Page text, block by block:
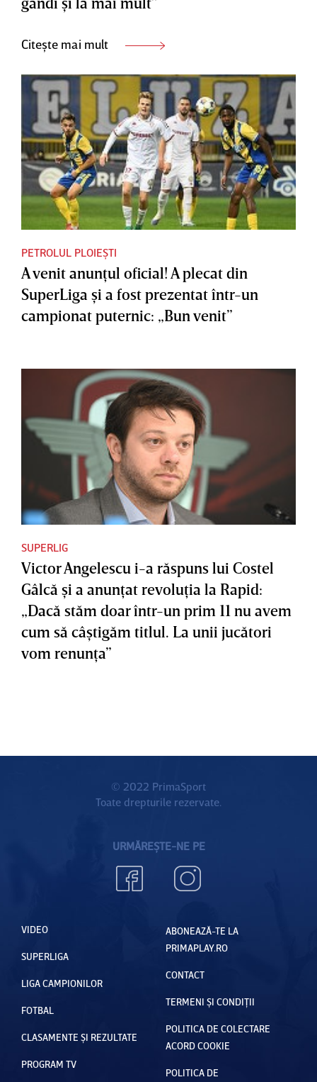
Citește mai mult
PETROLUL PLOIEȘTI
A venit anunţul oficial! A plecat din
SuperLiga şi a fost prezentat într-un
campionat puternic: „Bun venit”
SUPERLIG
Victor Angelescu i-a răspuns lui Costel
Gâlcă şi a anunţat revoluţia la Rapid:
„Dacă stăm doar într-un prim 11 nu avem
cum să câştigăm titlul. La unii jucători
vom renunţa”
© 2022 PrimaSport
Toate drepturile rezervate.
URMĂREȘTE-NE PE
VIDEO
SUPERLIGA
LIGA CAMPIONILOR
FOTBAL
CLASAMENTE ȘI REZULTATE
PROGRAM TV
ABONEAZĂ-TE LA
PRIMAPLAY.RO
CONTACT
TERMENI ȘI CONDIȚII
POLITICA DE COLECTARE
ACORD COOKIE
POLITICA DE